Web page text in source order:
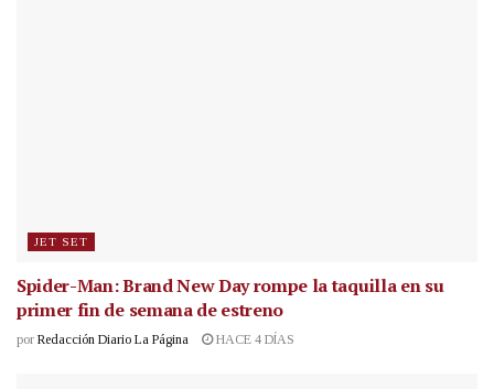
JET SET
Spider-Man: Brand New Day rompe la taquilla en su
primer fin de semana de estreno
por Redacción Diario La Página HACE 4 DÍAS